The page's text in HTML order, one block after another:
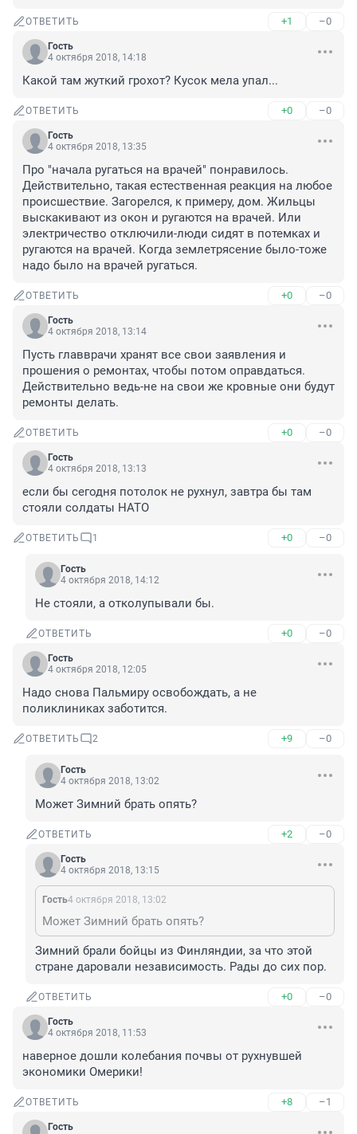
ОТВЕТИТЬ +1 –0
Гость
4 октября 2018, 14:18
Какой там жуткий грохот? Кусок мела упал...
ОТВЕТИТЬ +0 –0
Гость
4 октября 2018, 13:35
Про "начала ругаться на врачей" понравилось.
Действительно, такая естественная реакция на любое
происшествие. Загорелся, к примеру, дом. Жильцы
выскакивают из окон и ругаются на врачей. Или
электричество отключили-люди сидят в потемках и
ругаются на врачей. Когда землетрясение было-тоже
надо было на врачей ругаться.
ОТВЕТИТЬ +0 –0
Гость
4 октября 2018, 13:14
Пусть главврачи хранят все свои заявления и
прошения о ремонтах, чтобы потом оправдаться.
Действительно ведь-не на свои же кровные они будут
ремонты делать.
ОТВЕТИТЬ +0 –0
Гость
4 октября 2018, 13:13
если бы сегодня потолок не рухнул, завтра бы там
стояли солдаты НАТО
ОТВЕТИТЬ 1 +0 –0
Гость
4 октября 2018, 14:12
Не стояли, а отколупывали бы.
ОТВЕТИТЬ +0 –0
Гость
4 октября 2018, 12:05
Надо снова Пальмиру освобождать, а не
поликлиниках заботится.
ОТВЕТИТЬ 2 +9 –0
Гость
4 октября 2018, 13:02
Может Зимний брать опять?
ОТВЕТИТЬ +2 –0
Гость
4 октября 2018, 13:15
Гость4 октября 2018, 13:02
Может Зимний брать опять?
Зимний брали бойцы из Финляндии, за что этой
стране даровали независимость. Рады до сих пор.
ОТВЕТИТЬ +0 –0
Гость
4 октября 2018, 11:53
наверное дошли колебания почвы от рухнувшей
экономики Омерики!
ОТВЕТИТЬ +8 –1
Гость